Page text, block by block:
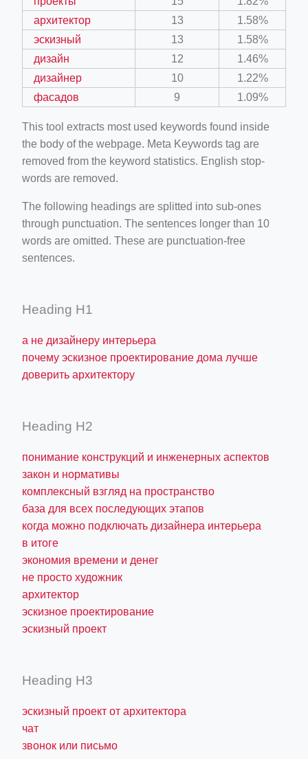
архитектор
13
1.58%
эскизный
13
1.58%
дизайн
12
1.46%
дизайнер
10
1.22%
фасадов
9 1.09%
This tool extracts most used keywords found inside
the body of the webpage. Meta Keywords tag are
removed from the keyword statistics. English stop-
words are removed.
The following headings are splitted into sub-ones
through punctuation. The sentences longer than 10
words are omitted. These are punctuation-free
sentences.
Heading H1
а не дизайнеру интерьера
почему эскизное проектирование дома лучше
доверить архитектору
Heading H2
понимание конструкций и инженерных аспектов
закон и нормативы
комплексный взгляд на пространство
база для всех последующих этапов
когда можно подключать дизайнера интерьера
в итоге
экономия времени и денег
не просто художник
архитектор
эскизное проектирование
эскизный проект
Heading H3
эскизный проект от архитектора
чат
звонок или письмо